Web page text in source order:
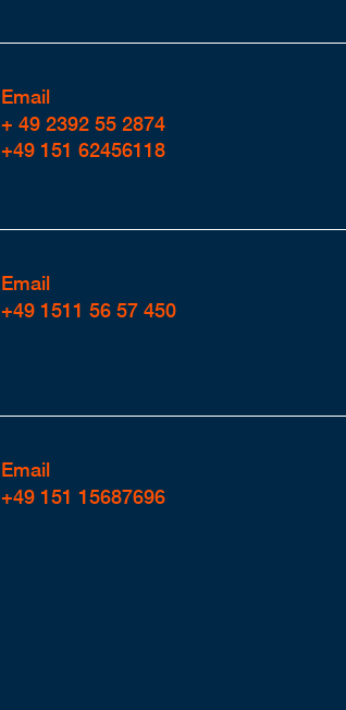
Email
+ 49 2392 55 2874
+49 151 62456118
Email
+49 1511 56 57 450
Email
+49 151 15687696